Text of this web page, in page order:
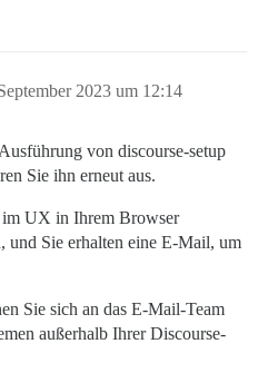
2023 um 12:14
von discourse-setup
Sie ihn erneut aus.
im UX in Ihrem Browser
und Sie erhalten eine E-Mail, um
Sie sich an das E-Mail-Team
außerhalb Ihrer Discourse-